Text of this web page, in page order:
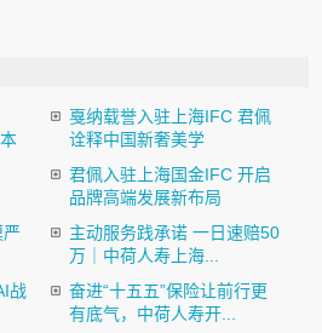
戛纳载誉入驻上海IFC 君佩
诠释中国新奢美学
君佩入驻上海国金IFC 开启
品牌高端发展新布局
严
主动服务践承诺 一日速赔50
万｜中荷人寿上海...
战
奋进“十五五”保险让前行更
有底气，中荷人寿开...